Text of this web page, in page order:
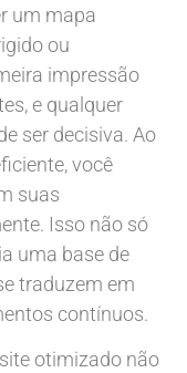
um mapa
ou
impressão
e qualquer
ser decisiva. Ao
você
suas
Isso não só
uma base de
traduzem em
contínuos.
otimizado não